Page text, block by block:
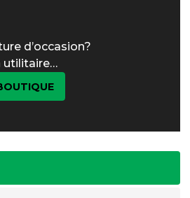
d’occasion?
utilitaire…